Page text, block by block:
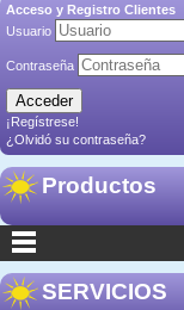
Acceso y Registro Clientes
Usuario
Contraseña
¡Regístrese!
¿Olvidó su contraseña?
Productos
SERVICIOS